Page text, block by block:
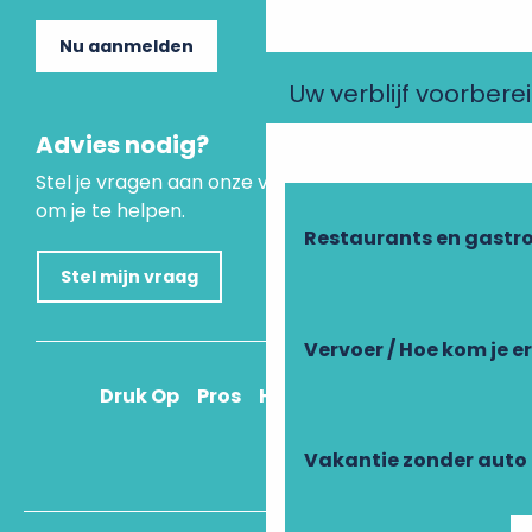
Uw verblijf
Restaurants en
Vervoer / Hoe kom je
Vakantie zonder auto
Nu aanmelden
Advies nodig?
Stel je vragen aan onze virtuele assistent, die er is
om je te helpen.
Stel mijn vraag
Druk Op Pros Hoe kom ik daar?